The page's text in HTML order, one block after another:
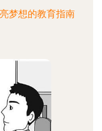
梦想的教育指南